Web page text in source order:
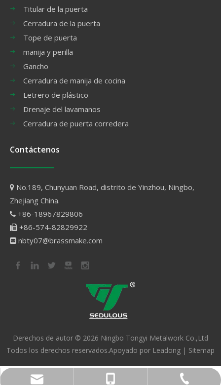
Titular de la puerta
Cerradura de la puerta
Tope de puerta
manija y perilla
Gancho
Cerradura de manija de cocina
Letrero de plástico
Drenaje del lavamanos
Cerradura de puerta corredera
Contáctenos
 No.189, Chunyuan Road, distrito de Yinzhou, Ningbo,
Zhejiang China.
 +86-18967829806
 +86-574-82829922
 nbty07@brassmake.com
Derechos de autor © 2026 Ningbo Tongyi Metalwork Co.,Ltd
Todos los derechos reservados.Apoyado por Leadong | Sitemap
nbty07@brassmake.com
+86-18967829806
+86-574-82829922